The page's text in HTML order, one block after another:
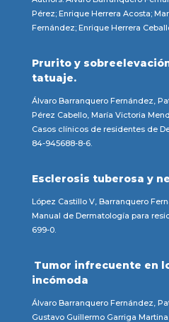
Pérez; Enrique Herrera Acosta;
Fernández; Enrique Herrera
Prurito y
tatuaje.
Álvaro Barranquero Fernández,
Pérez Cabello, María Victoria
Casos clínicos de residentes de
84-945688-8-6.
Esclerosis tuberosa y
López Castillo V, Barranquero
Manual de Dermatología para
699-0.
Tumor infrecuente en
incómoda
Álvaro Barranquero Fernández,
Gustavo Guillermo Garriga